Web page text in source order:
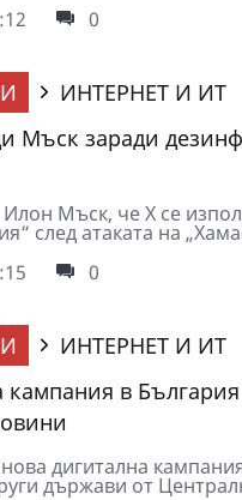
0
ИНТЕРНЕТ И ИТ
Мъск заради
Мъск, че X се
след атаката на
0
ИНТЕРНЕТ И ИТ
кампания в
дигитална
държави от